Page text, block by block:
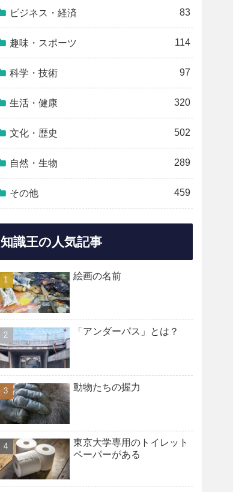
ビジネス・経済 83
趣味・スポーツ 114
科学・技術 97
生活・健康 320
文化・歴史 502
自然・生物 289
その他 459
知識王の人気記事
絵画の名前
「アンダーパス」とは？
動物たちの握力
東京大学専用のトイレット
ペーパーがある